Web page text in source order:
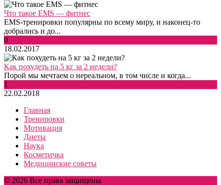
Что такое EMS — фитнес
EMS-тренировки популярны по всему миру, и наконец-то
добрались и до...
0
18.02.2017
Как похудеть на 5 кг за 2 недели?
Порой мы мечтаем о нереальном, в том числе и когда...
1
22.02.2018
Главная
Тренировки
Мотивация
Диеты
Наука
Косметичка
Медицинские советы
© 2026 Все права защищены